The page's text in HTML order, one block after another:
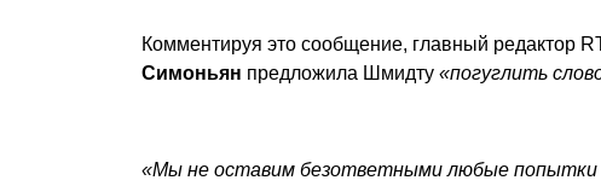
Комментируя это сообщение, главный редактор
Симоньян предложила Шмидту «погуглить
«Мы не оставим безответными любые попытки